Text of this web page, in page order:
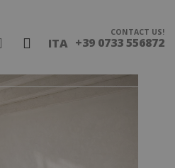
ITA
CONTACT US!
+39 0733 556872